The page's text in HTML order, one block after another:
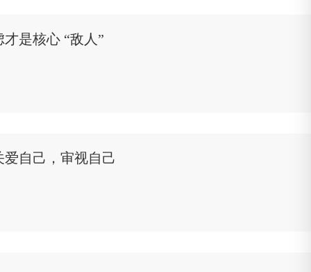
是核心 “敌人”
自己，审视自己